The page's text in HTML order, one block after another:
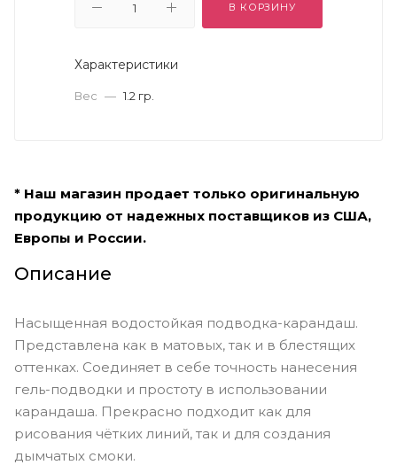
В КОРЗИНУ
Характеристики
Вес — 1.2 гр.
* Наш магазин продает только оригинальную
продукцию от надежных поставщиков из США,
Европы и России.
Описание
Насыщенная водостойкая подводка-карандаш.
Представлена как в матовых, так и в блестящих
оттенках. Соединяет в себе точность нанесения
гель-подводки и простоту в использовании
карандаша. Прекрасно подходит как для
рисования чётких линий, так и для создания
дымчатых смоки.